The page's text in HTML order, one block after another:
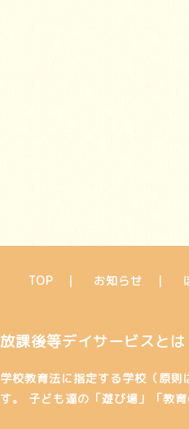
TOP お知らせ
放課後等デイサービスとは
学校教育法に指定する学校（原
す。 子ども達の「遊び場」「教